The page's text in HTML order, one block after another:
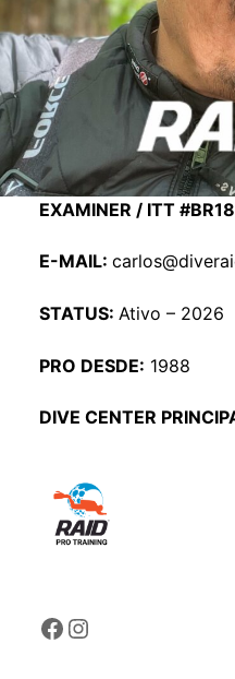
EXAMINER / ITT
E-MAIL:
STATUS: Ativo – 2026
PRO DESDE: 1988
DIVE CENTER
Facebook Instagram